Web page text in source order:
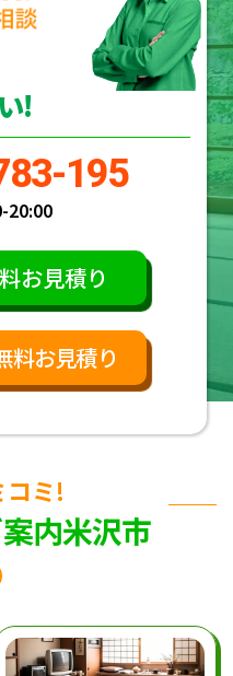
!
195
20:00
お見積り
料お見積り
コミ!
内米沢市